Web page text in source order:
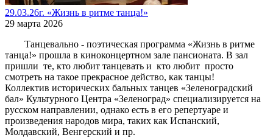
29.03.26г. «Жизнь в ритме танца!»
29 марта 2026
Танцевально - поэтическая программа «Жизнь в ритме
танца!» прошла в киноконцертном зале пансионата. В зал
пришли те, кто любит танцевать и кто любит просто
смотреть на такое прекрасное действо, как танцы!
Коллектив исторических бальных танцев «Зеленоградский
бал» Культурного Центра «Зеленоград» специализируется на
русском направлении, однако есть в его репертуаре и
произведения народов мира, таких как Испанский,
Молдавский, Венгерский и пр.